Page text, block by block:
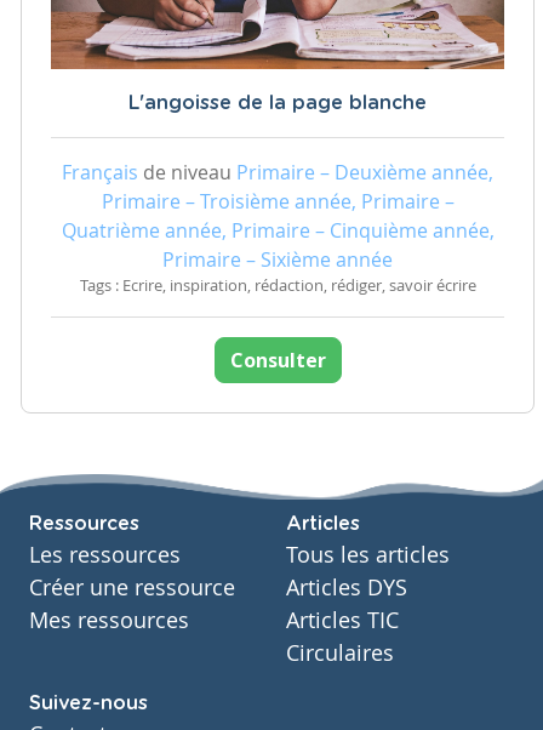
L'angoisse de la page blanche
Français de niveau Primaire – Deuxième année,
Primaire – Troisième année, Primaire –
Quatrième année, Primaire – Cinquième année,
Primaire – Sixième année
Tags : Ecrire, inspiration, rédaction, rédiger, savoir écrire
Consulter
Ressources
Les ressources
Créer une ressource
Mes ressources
Articles
Tous les articles
Articles DYS
Articles TIC
Circulaires
Suivez-nous